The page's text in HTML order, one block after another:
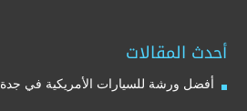
أحدث المقالات
أفضل ورشة للسيارات الأمريكية في جدة